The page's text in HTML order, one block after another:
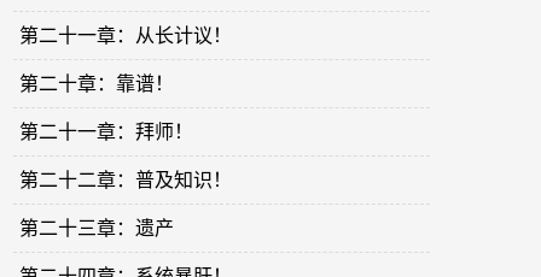
第二十一章：从长计议！
第二十章：靠谱！
第二十一章：拜师！
第二十二章：普及知识！
第二十三章：遗产